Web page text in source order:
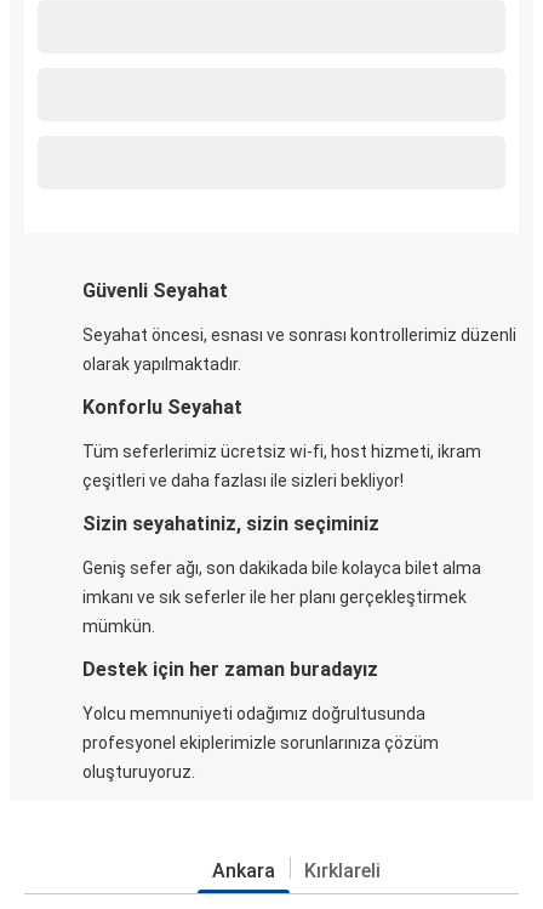
Güvenli Seyahat
Seyahat öncesi, esnası ve sonrası kontrollerimiz düzenli
olarak yapılmaktadır.
Konforlu Seyahat
Tüm seferlerimiz ücretsiz wi-fi, host hizmeti, ikram
çeşitleri ve daha fazlası ile sizleri bekliyor!
Sizin seyahatiniz, sizin seçiminiz
Geniş sefer ağı, son dakikada bile kolayca bilet alma
imkanı ve sık seferler ile her planı gerçekleştirmek
mümkün.
Destek için her zaman buradayız
Yolcu memnuniyeti odağımız doğrultusunda
profesyonel ekiplerimizle sorunlarınıza çözüm
oluşturuyoruz.
Ankara Kırklareli